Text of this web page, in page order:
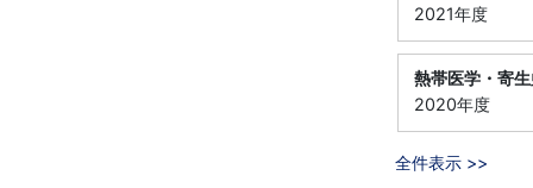
2021年度
熱帯医学・寄
2020年度
全件表示 >>